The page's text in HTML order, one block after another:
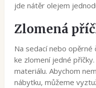
jde nátěr olejem
Zlomená
Na sedací nebo
ke zlomení jedné
materiálu. Abychom
nábytku, můžeme